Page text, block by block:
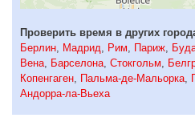
Проверить время в других
Берлин
Мадрид Рим Париж
Вена
Барселона Стокгольм
Копенгаген
Пальма-де-Мальорка
Андорра-ла-Вьеха